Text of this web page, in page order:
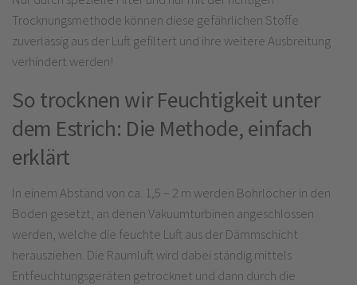
Trocknungsmethode können diese gefährlichen Stoffe
zuverlässig aus der Luft gefiltert und ihre weitere Ausbreitung
verhindert werden!
So trocknen wir Feuchtigkeit unter
dem Estrich: Die Methode, einfach
erklärt
In einem Abstand von ca. 1,5 – 2 m werden Bohrlöcher in den
Boden gesetzt, an denen Vakuumturbinen angeschlossen
werden, welche die feuchte Luft aus der Dämmschicht
herausziehen. Die Raumluft wird dabei ständig mittels
Entfeuchtungsgeräten getrocknet und dann durch die